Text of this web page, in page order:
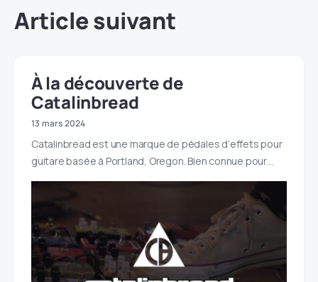
Article suivant
À la découverte de
Catalinbread
13 mars 2024
Catalinbread est une marque de pédales d’effets pour
guitare basée à Portland, Oregon. Bien connue pour…